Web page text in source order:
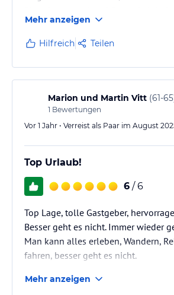
Sehr guter Ausgangspunkt für
das Auto stehenzulassen.
Die Hausherrin gab gute Tipps und
perfektes Frühstück.
Rundum ein gelungener Urlaub.
Mehr anzeigen
Hilfreich Teilen
Marion und Martin Vitt (61-65
1 Bewertungen
Vor 1 Jahr • Verreist als Paar im August
Top Urlaub!
6 / 6
Top Lage, tolle Gastgeber,
Besser geht es nicht. Immer wieder
Man kann alles erleben, Wandern,
fahren, besser geht es nicht.
Mehr anzeigen